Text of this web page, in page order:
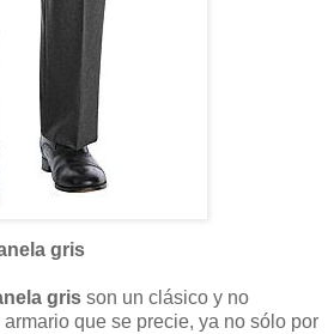
gris
gris son un clásico y no
que se precie, ya no sólo por